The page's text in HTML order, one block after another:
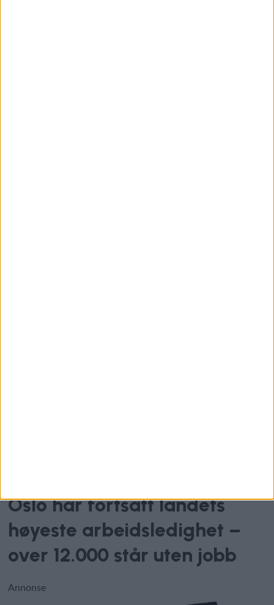
Oslo har fortsatt landets
høyeste arbeidsledighet –
over 12.000 står uten jobb
Annonse